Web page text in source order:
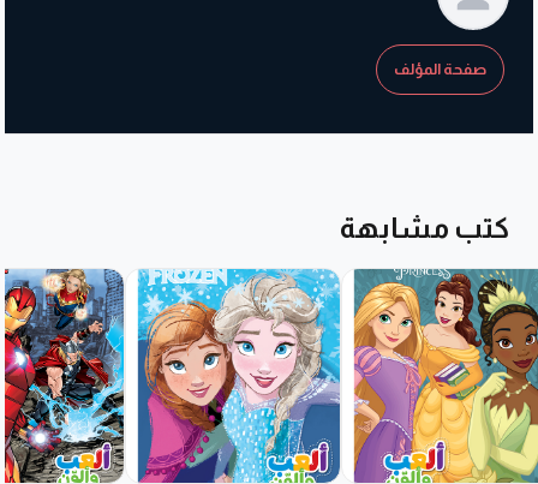
صفحة المؤلف
كتب مشابهة